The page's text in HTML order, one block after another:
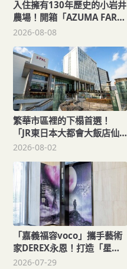
入住擁有130年歷史的小岩井
農場！開箱「AZUMA FARM
KOIWAI」體驗最高級的奢華
2026-08-08
繁華市區裡的下榻首選！
「JR東日本大都會大飯店仙
台東」打造便捷舒適的旅宿
2026-08-02
「嘉義福容voco」攜手藝術
家DEREX永恩！打造「星空
旅人」噴畫藝術展
2026-07-29